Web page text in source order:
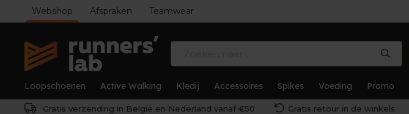
Webshop Afspraken Teamwear
Loopschoenen Active Walking Kledij Accessoires Spikes Voeding Promo
Gratis verzending in België en Nederland vanaf €50 Gratis retour in de winkels.